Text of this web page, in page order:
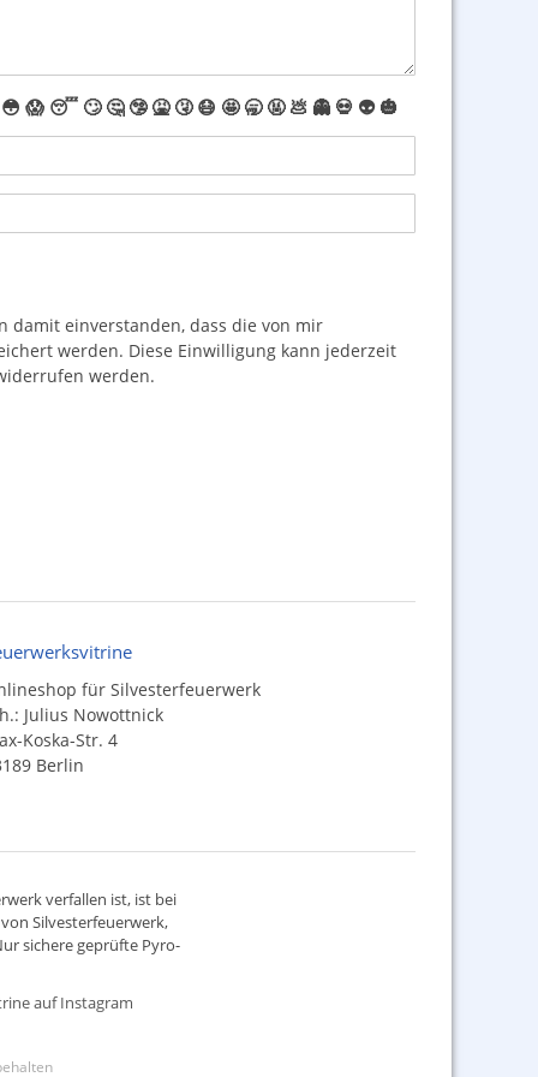
😳 😱 😴 🙄 🤔 🤥 🤮 🤧 😷 🤩 🥱 🤬 💩 👻 💀 👽 🎃
einverstanden, dass die von mir
werden. Diese Einwilligung kann jederzeit
werden.
für Silvesterfeuerwerk
Julius Nowottnick
Koska-Str. 4
Berlin
verfallen ist, ist bei
Silvesterfeuerwerk,
sichere geprüfte Pyro-
auf Instagram